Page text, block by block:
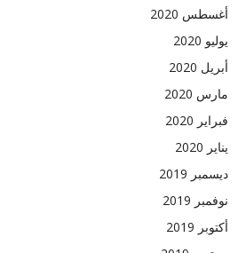
أغسطس 2020
يوليو 2020
أبريل 2020
مارس 2020
فبراير 2020
يناير 2020
ديسمبر 2019
نوفمبر 2019
أكتوبر 2019